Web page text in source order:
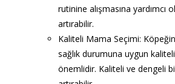
rutinine alışmasına yardımcı
artırabilir.
Kaliteli Mama Seçimi:
sağlık durumuna uygun
önemlidir. Kaliteli ve dengeli